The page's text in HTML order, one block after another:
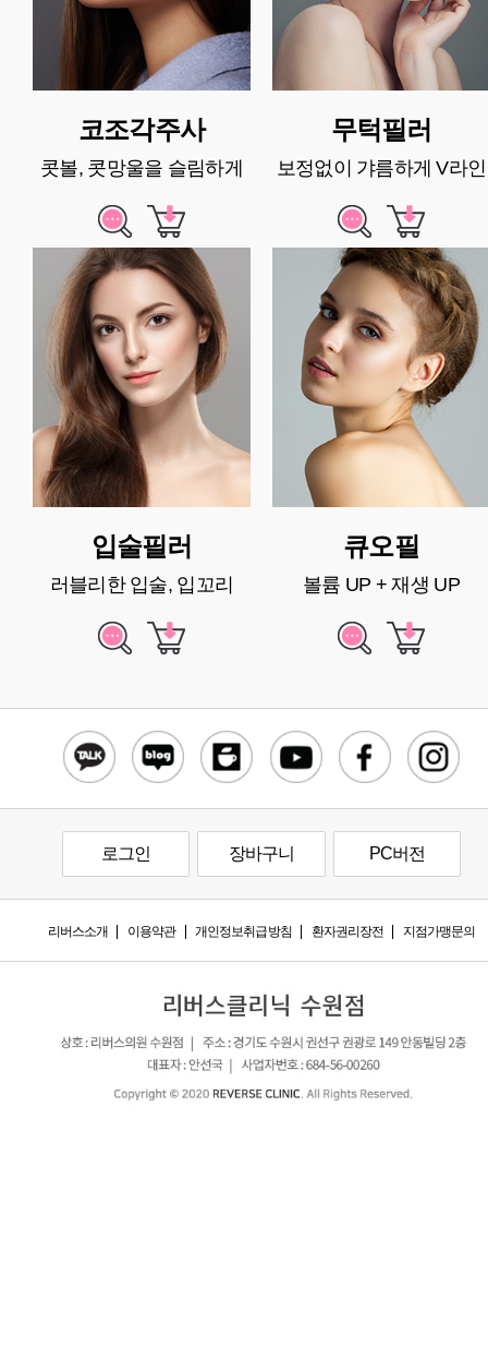
코조각주사
콧볼, 콧망울을 슬림하게
무턱필러
보정없이 갸름하게 V라인
입술필러
러블리한 입술, 입꼬리
큐오필
볼륨 UP + 재생 UP
로그인 장바구니 PC버전
리버스소개 이용약관 개인정보취급방침 환자권리장전 지점가맹문의